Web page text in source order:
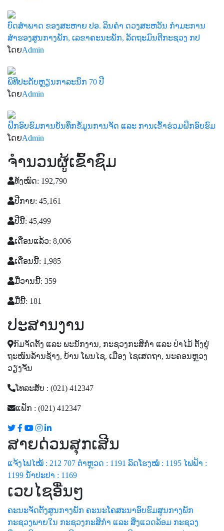
ບົດສຳພາດ ຂອງສະຫາຍ ປອ. ລິນຄຳ ດວງສະຫວັນ ກຳມະການ
ສຳຮອງສູນກາງພັກ, ເລຂາຄະນະພັກ, ລັດຖະມົນຕີກະຊວງ ກປ
ໂດຍAdmin
ພິທີປະດັບຫຼຽນກາລະນຶກ 70 ປີ
ໂດຍAdmin
ຝຶກອົບຮົມການບັນທຶກຂໍ້ມູນການຈັດ ແລະ ການເຂົ້າຮ່ວມຝຶກອົບຮົມ
ໂດຍAdmin
ຈຳນວນຜູ້ເຂົ້າຊົມ
ທັງໝົດ: 192,790
ປີກາຍ: 45,161
ປີນີ້: 45,499
ເດືອນແລ້ວ: 8,006
ເດືອນນີ້: 1,985
ມື້ວານນີ້: 359
ມື້ນີ້: 181
ປະສານງານ
ກົມຈັດຕັ້ງ ແລະ ພະນັກງານ, ກະຊວງກະສິກໍາ ແລະ ປ່າໄມ້ ຕັ້ງຢູ່
ຖະໜົນລ້ານຊ້າງ, ບ້ານ ໂພນໄຊ, ເມືອງ ໄຊເສດຖາ, ນະຄອນຫຼວງ
ວຽງຈັັນ
ໂທລະສັບ : (021) 412347
ແຟັກ : (021) 412347
ສາຍດ່ວນສຸກເສີນ
ແຈ້ງໄຟໄໝ້ : 212 707 ຕຳຫຼວດ : 1191 ລົດໂຮງໝໍ : 1195 ໄຟຟ້າ :
1199 ນ້ຳປະປາ : 1169
ເວບໄຊອື່ນໆ
ຄະນະຈັດຕັ້ງສູນກາງພັກ ຄະນະໂຄສະນາອົບຮົມສູນກາງພັກ
ກະຊວງພາຍໃນ ກະຊວງກະສິກຳ ແລະ ສິ່ງແວດລ້ອມ ກະຊວງ